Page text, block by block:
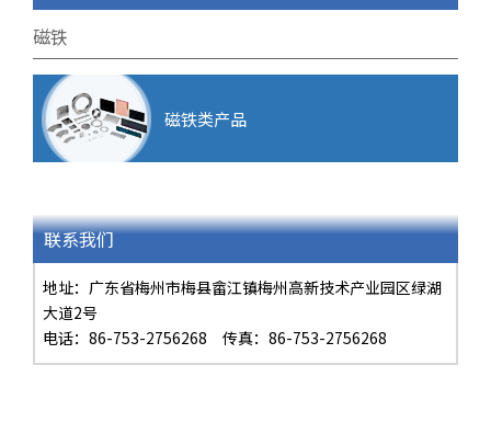
磁铁
磁铁类产品
联系我们
地址：广东省梅州市梅县畲江镇梅州高新技术产业园区绿湖
大道2号
电话：86-753-2756268 传真：86-753-2756268